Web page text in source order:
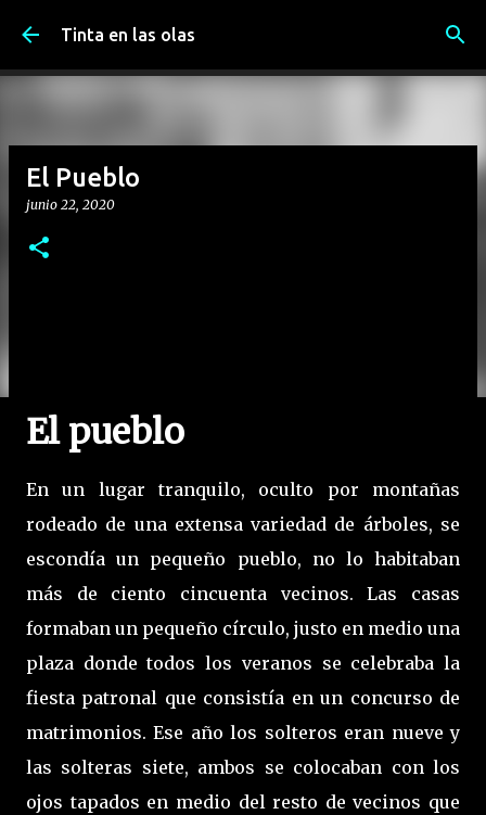
Ir al contenido principal
Tinta en las olas
El Pueblo
junio 22, 2020
El pueblo
En un lugar tranquilo, oculto por montañas
rodeado de una extensa variedad de árboles, se
escondía un pequeño pueblo, no lo habitaban
más de ciento cincuenta vecinos. Las casas
formaban un pequeño círculo, justo en medio una
plaza donde todos los veranos se celebraba la
fiesta patronal que consistía en un concurso de
matrimonios. Ese año los solteros eran nueve y
las solteras siete, ambos se colocaban con los
ojos tapados en medio del resto de vecinos que